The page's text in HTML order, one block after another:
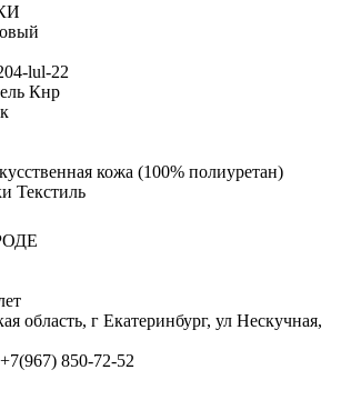
lul-22
Кнр
кожа (100% полиуретан)
Текстиль
область, г Екатеринбург, ул Нескучная,
850-72-52